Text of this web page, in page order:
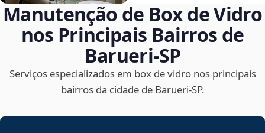
Manutenção de Box de Vidro
nos Principais Bairros de
Barueri‑SP
Serviços especializados em box de vidro nos principais
bairros da cidade de Barueri‑SP.